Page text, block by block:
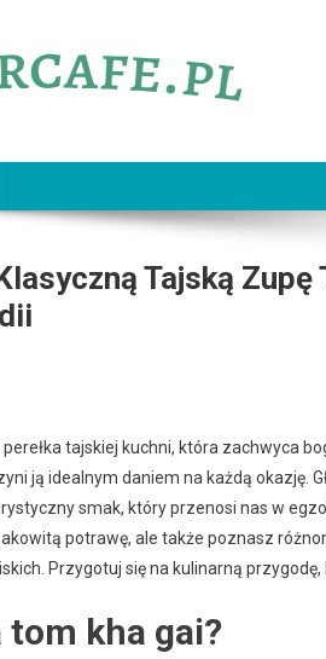
Tajską Zupę
tajskiej kuchni, która zachwyca
ją idealnym daniem na każdą okazję.
smak, który przenosi nas w
potrawę, ale także poznasz
Przygotuj się na kulinarną
tom kha gai?